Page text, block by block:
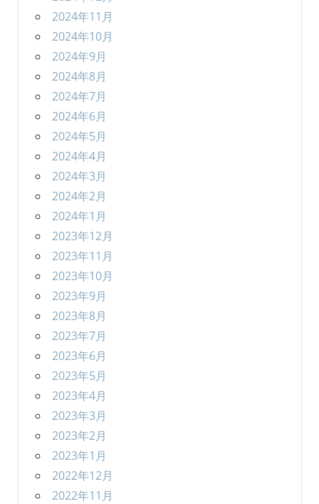
2024年11月
2024年10月
2024年9月
2024年8月
2024年7月
2024年6月
2024年5月
2024年4月
2024年3月
2024年2月
2024年1月
2023年12月
2023年11月
2023年10月
2023年9月
2023年8月
2023年7月
2023年6月
2023年5月
2023年4月
2023年3月
2023年2月
2023年1月
2022年12月
2022年11月